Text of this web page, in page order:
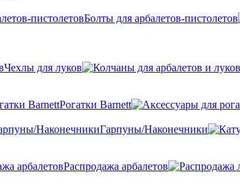
Болты для арбалетов-пистолетов
Чехлы для луков
Рогатки Barnett
Гарпуны/Наконечники
Распродажа арбалетов